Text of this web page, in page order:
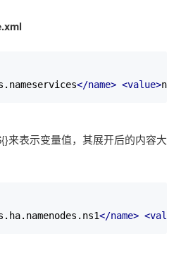
</name> <value>ns1
来表示变量值，其展开后的内容大
</name>